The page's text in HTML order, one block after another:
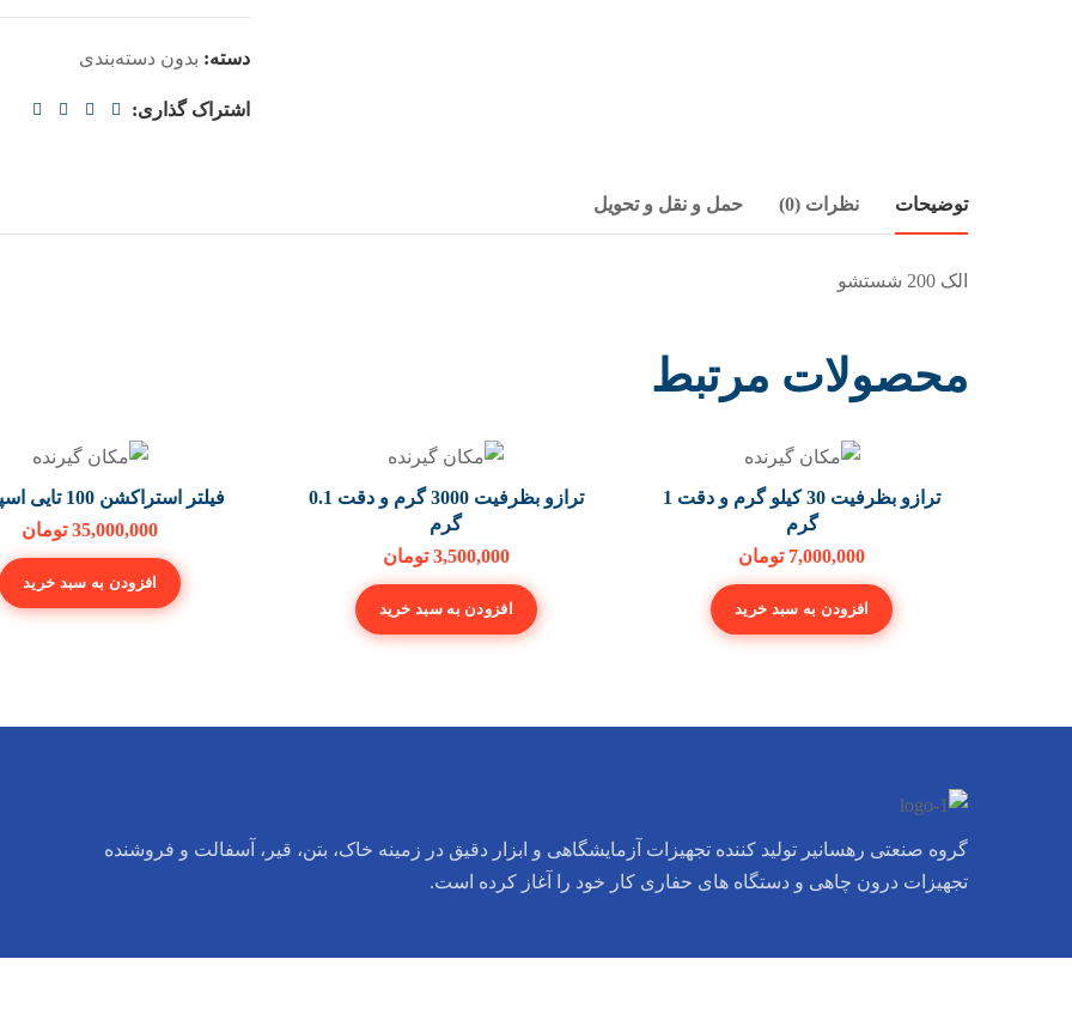
دسته: بدون دسته‌بندی
اشتراک گذاری:
توضیحات نظرات (0) حمل و نقل و تحویل
الک 200 شستشو
محصولات مرتبط
ترازو بظرفیت 30 کیلو گرم و دقت 1
گرم
7,000,000 تومان
افزودن به سبد خرید
ترازو بظرفیت 3000 گرم و دقت 0.1
گرم
3,500,000 تومان
افزودن به سبد خرید
فیلتر استراکشن 100 تایی اسپانیایی
35,000,000 تومان
افزودن به سبد خرید
گروه صنعتی رهسانیر تولید کننده تجهیزات آزمایشگاهی و ابزار دقیق در زمینه خاک، بتن، قیر، آسفالت و فروشنده
تجهیزات درون چاهی و دستگاه های حفاری کار خود را آغاز کرده است.